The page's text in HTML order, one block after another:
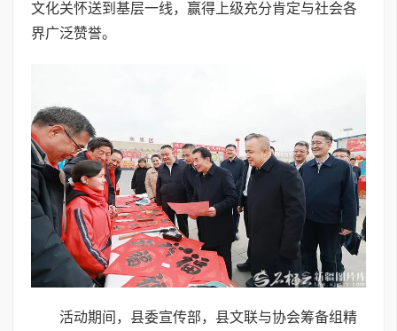
文化关怀送到基层一线，赢得上级充分肯定与社会各
界广泛赞誉。
活动期间，县委宣传部，县文联与协会筹备组精